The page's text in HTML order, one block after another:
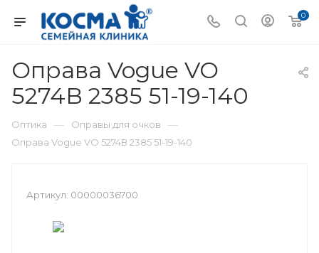
0
Оправа Vogue VO
5274В 2385 51-19-140
Оптика — Оправы для очков —
Оправа Vogue VO 5274В 2385 51-19-140
Артикул: 00000036700